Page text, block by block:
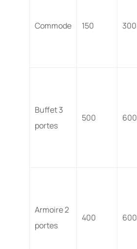
Commode 150 300
Buffet 3
portes
500 600
Armoire 2
portes
400 600